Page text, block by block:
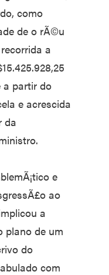
como
de o rÃ©u
a
a partir do
e acrescida
da
e
ao
a
plano de um
do
com